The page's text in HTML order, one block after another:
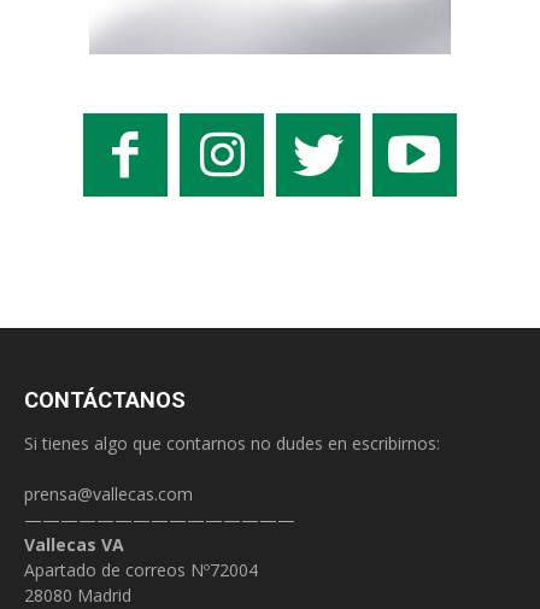
CONTÁCTANOS
Si tienes algo que contarnos no dudes en escribirnos:
prensa@vallecas.com
———————————————
Vallecas VA
Apartado de correos Nº72004
28080 Madrid